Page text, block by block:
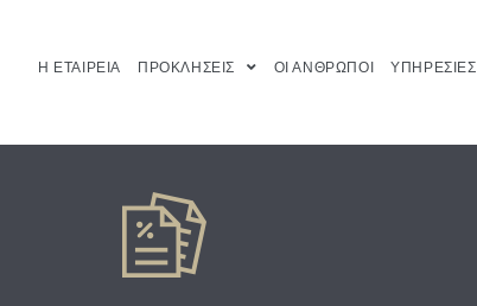
Η ΕΤΑΙΡΕΙΑ ΠΡΟΚΛΗΣΕΙΣ ΟΙ ΑΝΘΡΩΠΟΙ ΥΠΗΡΕΣΙΕΣ